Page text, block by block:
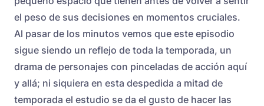
el peso de sus decisiones en momentos cruciales.
Al pasar de los minutos vemos que este episodio
sigue siendo un reflejo de toda la temporada, un
drama de personajes con pinceladas de acción aquí
y allá; ni siquiera en esta despedida a mitad de
temporada el estudio se da el gusto de hacer las